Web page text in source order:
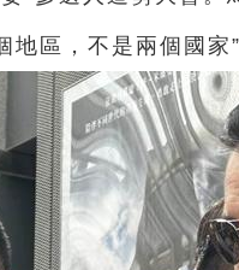
地區，不是兩個國家